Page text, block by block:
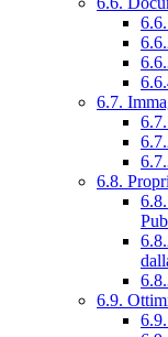
6.7.
6.8.
6.9.